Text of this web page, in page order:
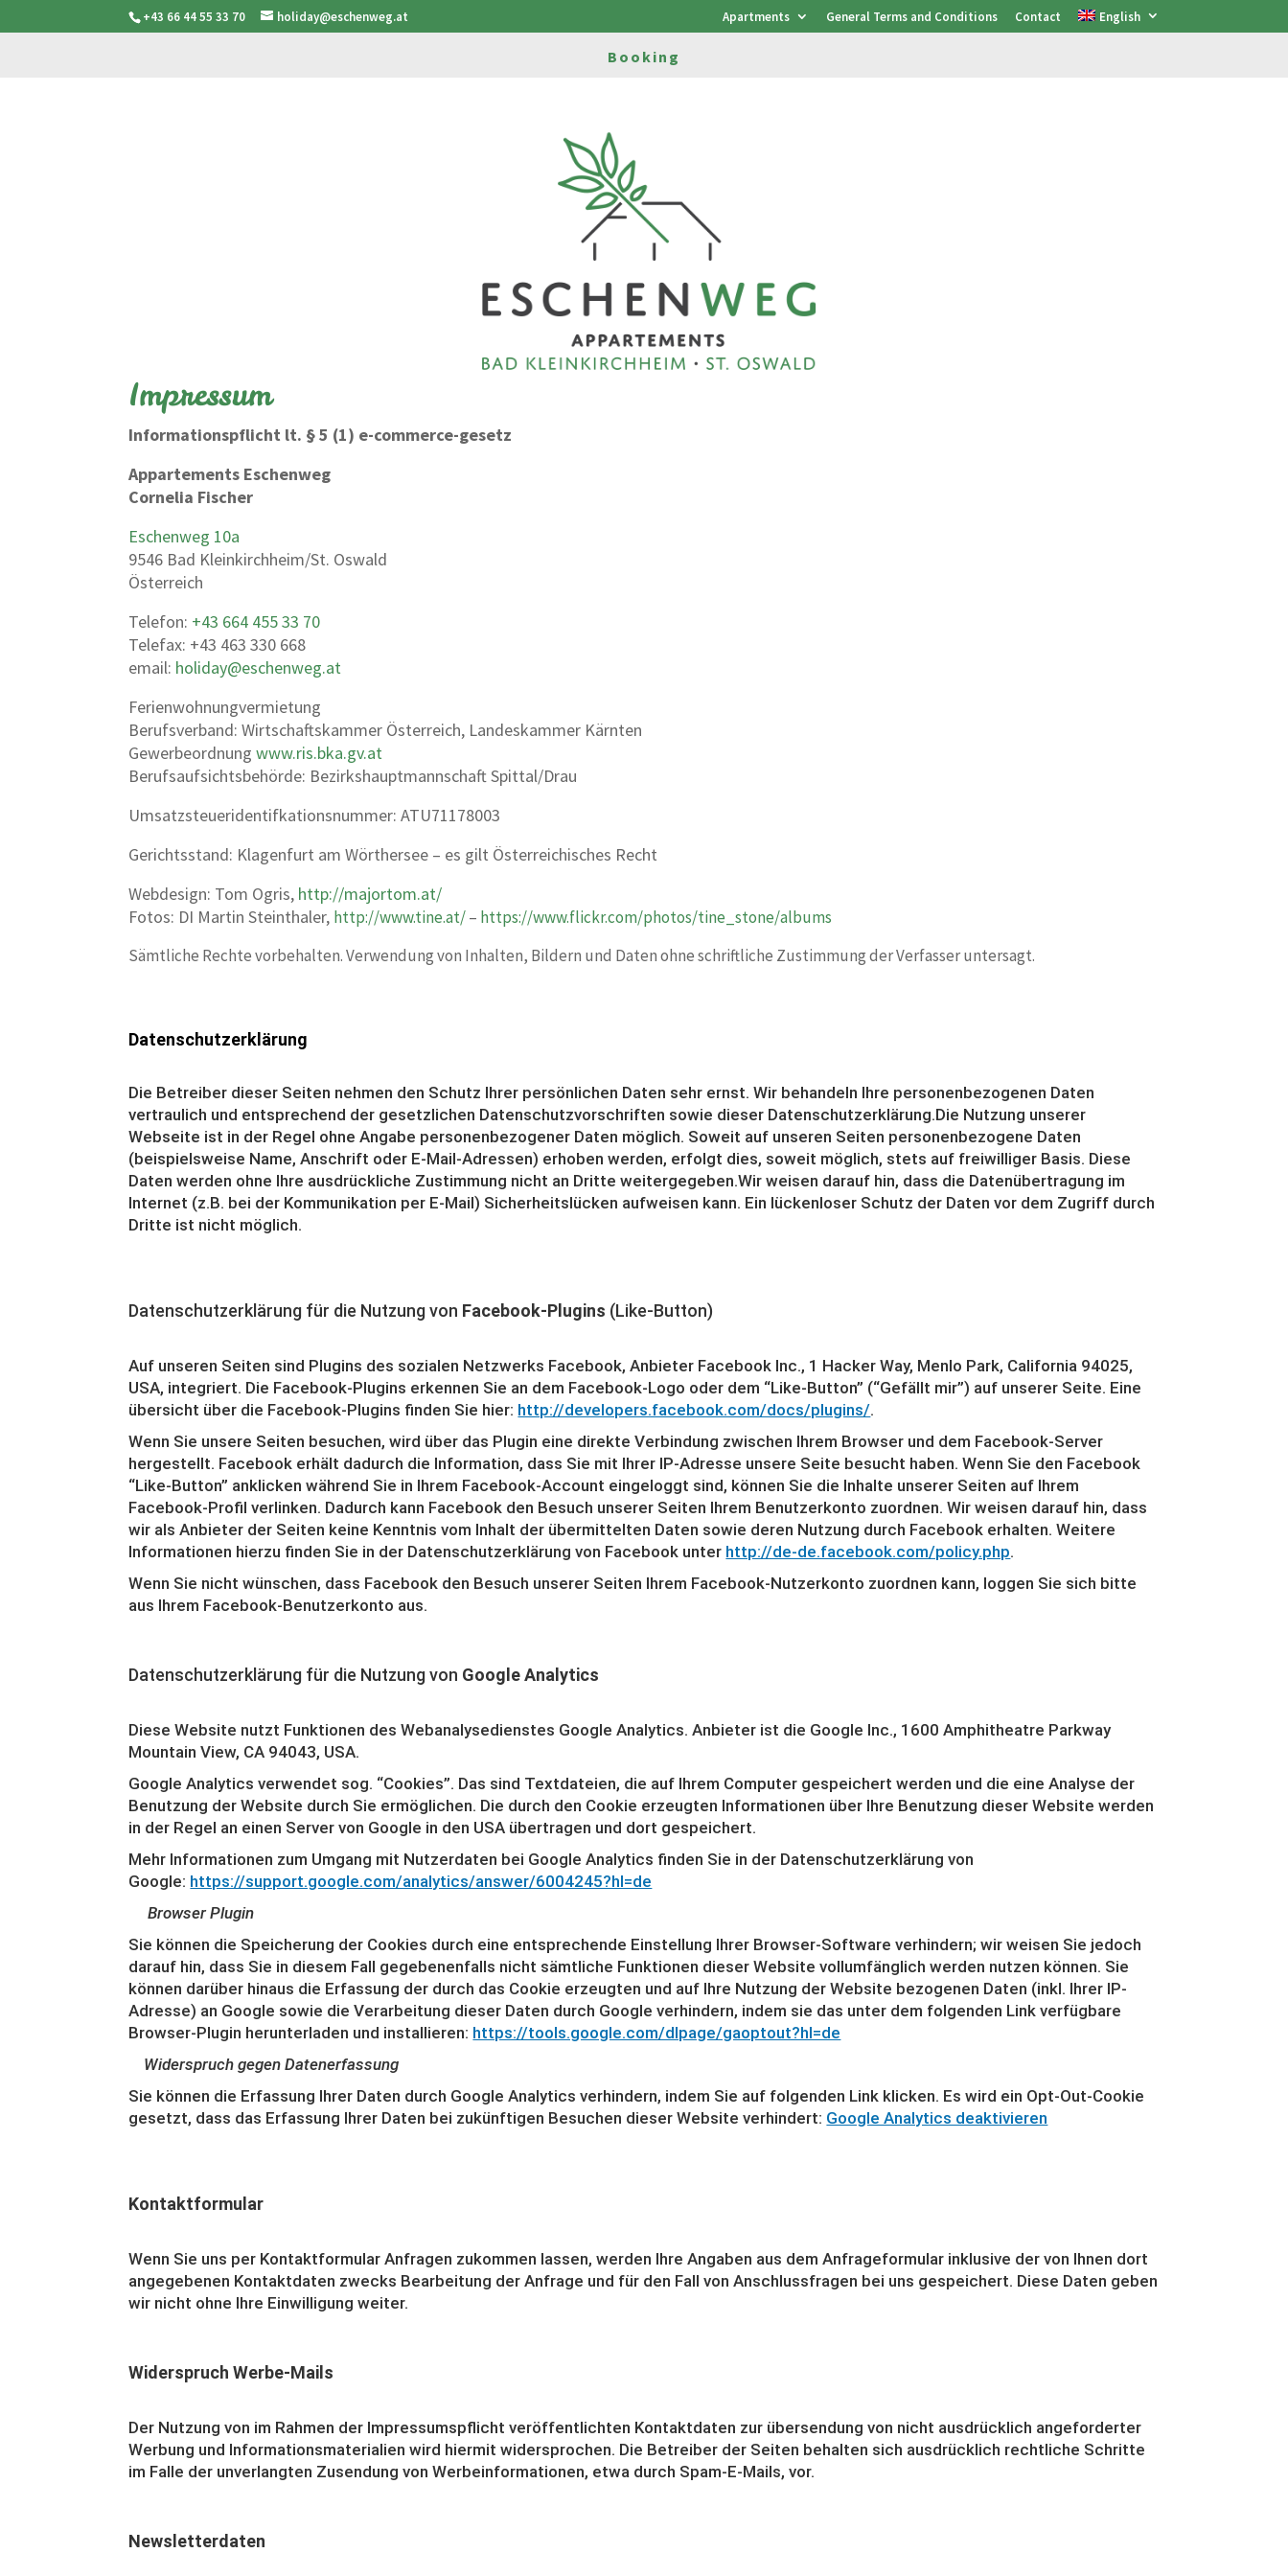
+43 66 44 55 33 70 holiday@eschenweg.at Apartments General Terms and Conditions Contact English
Booking
Impressum
Informationspflicht lt. § 5 (1) e-commerce-gesetz
Appartements Eschenweg
Cornelia Fischer
Eschenweg 10a
9546 Bad Kleinkirchheim/St. Oswald
Österreich
Telefon: +43 664 455 33 70
Telefax: +43 463 330 668
email: holiday@eschenweg.at
Ferienwohnungvermietung
Berufsverband: Wirtschaftskammer Österreich, Landeskammer Kärnten
Gewerbeordnungwww.ris.bka.gv.at
Berufsaufsichtsbehörde: Bezirkshauptmannschaft Spittal/Drau
Umsatzsteueridentifkationsnummer: ATU71178003
Gerichtsstand: Klagenfurt am Wörthersee – es gilt Österreichisches Recht
Webdesign: Tom Ogris, http://majortom.at/
Fotos: DI Martin Steinthaler, http://www.tine.at/– https://www.flickr.com/photos/tine_stone/albums
Sämtliche Rechte vorbehalten. Verwendung von Inhalten, Bildern und Daten ohne schriftliche Zustimmung der Verfasser untersagt.
Datenschutzerklärung
Die Betreiber dieser Seiten nehmen den Schutz Ihrer persönlichen Daten sehr ernst. Wir behandeln Ihre personenbezogenen Daten
vertraulich und entsprechend der gesetzlichen Datenschutzvorschriften sowie dieser Datenschutzerklärung.Die Nutzung unserer
Webseite ist in der Regel ohne Angabe personenbezogener Daten möglich. Soweit auf unseren Seiten personenbezogene Daten
(beispielsweise Name, Anschrift oder E-Mail-Adressen) erhoben werden, erfolgt dies, soweit möglich, stets auf freiwilliger Basis. Diese
Daten werden ohne Ihre ausdrückliche Zustimmung nicht an Dritte weitergegeben.Wir weisen darauf hin, dass die Datenübertragung im
Internet (z.B. bei der Kommunikation per E-Mail) Sicherheitslücken aufweisen kann. Ein lückenloser Schutz der Daten vor dem Zugriff durch
Dritte ist nicht möglich.
Datenschutzerklärung für die Nutzung von Facebook-Plugins (Like-Button)
Auf unseren Seiten sind Plugins des sozialen Netzwerks Facebook, Anbieter Facebook Inc., 1 Hacker Way, Menlo Park, California 94025,
USA, integriert. Die Facebook-Plugins erkennen Sie an dem Facebook-Logo oder dem “Like-Button” (“Gefällt mir”) auf unserer Seite. Eine
übersicht über die Facebook-Plugins finden Sie hier: http://developers.facebook.com/docs/plugins/.
Wenn Sie unsere Seiten besuchen, wird über das Plugin eine direkte Verbindung zwischen Ihrem Browser und dem Facebook-Server
hergestellt. Facebook erhält dadurch die Information, dass Sie mit Ihrer IP-Adresse unsere Seite besucht haben. Wenn Sie den Facebook
“Like-Button” anklicken während Sie in Ihrem Facebook-Account eingeloggt sind, können Sie die Inhalte unserer Seiten auf Ihrem
Facebook-Profil verlinken. Dadurch kann Facebook den Besuch unserer Seiten Ihrem Benutzerkonto zuordnen. Wir weisen darauf hin, dass
wir als Anbieter der Seiten keine Kenntnis vom Inhalt der übermittelten Daten sowie deren Nutzung durch Facebook erhalten. Weitere
Informationen hierzu finden Sie in der Datenschutzerklärung von Facebook unter http://de-de.facebook.com/policy.php.
Wenn Sie nicht wünschen, dass Facebook den Besuch unserer Seiten Ihrem Facebook-Nutzerkonto zuordnen kann, loggen Sie sich bitte
aus Ihrem Facebook-Benutzerkonto aus.
Datenschutzerklärung für die Nutzung von Google Analytics
Diese Website nutzt Funktionen des Webanalysedienstes Google Analytics. Anbieter ist die Google Inc., 1600 Amphitheatre Parkway
Mountain View, CA 94043, USA.
Google Analytics verwendet sog. “Cookies”. Das sind Textdateien, die auf Ihrem Computer gespeichert werden und die eine Analyse der
Benutzung der Website durch Sie ermöglichen. Die durch den Cookie erzeugten Informationen über Ihre Benutzung dieser Website werden
in der Regel an einen Server von Google in den USA übertragen und dort gespeichert.
Mehr Informationen zum Umgang mit Nutzerdaten bei Google Analytics finden Sie in der Datenschutzerklärung von
Google: https://support.google.com/analytics/answer/6004245?hl=de
Browser Plugin
Sie können die Speicherung der Cookies durch eine entsprechende Einstellung Ihrer Browser-Software verhindern; wir weisen Sie jedoch
darauf hin, dass Sie in diesem Fall gegebenenfalls nicht sämtliche Funktionen dieser Website vollumfänglich werden nutzen können. Sie
können darüber hinaus die Erfassung der durch das Cookie erzeugten und auf Ihre Nutzung der Website bezogenen Daten (inkl. Ihrer IP-
Adresse) an Google sowie die Verarbeitung dieser Daten durch Google verhindern, indem sie das unter dem folgenden Link verfügbare
Browser-Plugin herunterladen und installieren: https://tools.google.com/dlpage/gaoptout?hl=de
Widerspruch gegen Datenerfassung
Sie können die Erfassung Ihrer Daten durch Google Analytics verhindern, indem Sie auf folgenden Link klicken. Es wird ein Opt-Out-Cookie
gesetzt, dass das Erfassung Ihrer Daten bei zukünftigen Besuchen dieser Website verhindert: Google Analytics deaktivieren
Kontaktformular
Wenn Sie uns per Kontaktformular Anfragen zukommen lassen, werden Ihre Angaben aus dem Anfrageformular inklusive der von Ihnen dort
angegebenen Kontaktdaten zwecks Bearbeitung der Anfrage und für den Fall von Anschlussfragen bei uns gespeichert. Diese Daten geben
wir nicht ohne Ihre Einwilligung weiter.
Widerspruch Werbe-Mails
Der Nutzung von im Rahmen der Impressumspflicht veröffentlichten Kontaktdaten zur übersendung von nicht ausdrücklich angeforderter
Werbung und Informationsmaterialien wird hiermit widersprochen. Die Betreiber der Seiten behalten sich ausdrücklich rechtliche Schritte
im Falle der unverlangten Zusendung von Werbeinformationen, etwa durch Spam-E-Mails, vor.
Newsletterdaten